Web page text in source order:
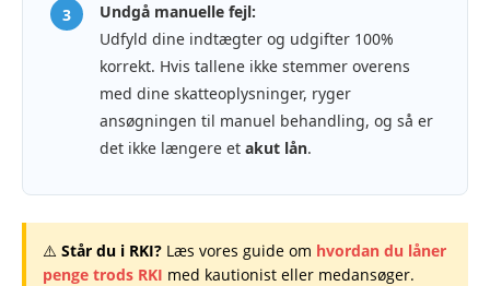
3
Undgå manuelle fejl:
Udfyld dine indtægter og udgifter 100%
korrekt. Hvis tallene ikke stemmer overens
med dine skatteoplysninger, ryger
ansøgningen til manuel behandling, og så er
det ikke længere et akut lån.
⚠️ Står du i RKI? Læs vores guide om hvordan du låner
penge trods RKI med kautionist eller medansøger.